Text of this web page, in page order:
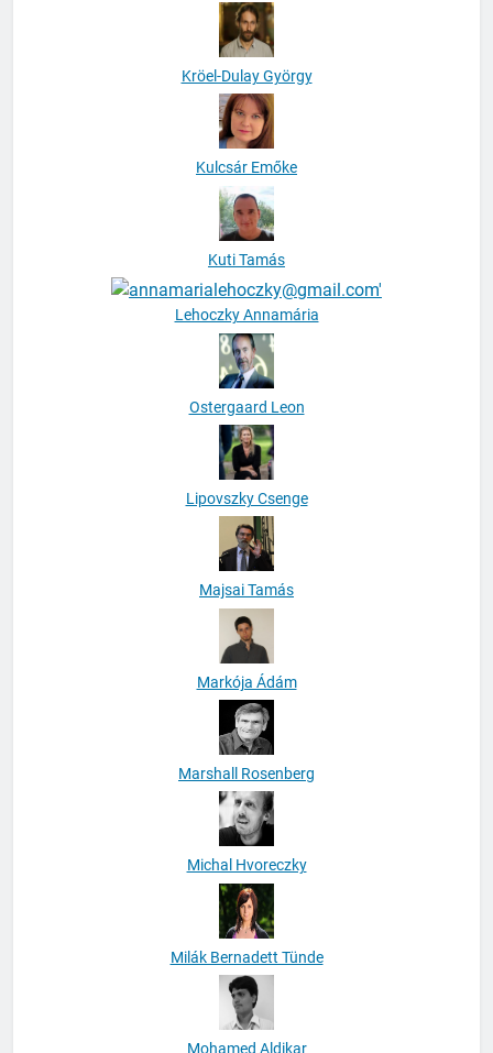
Kröel-Dulay György
Kulcsár Emőke
Kuti Tamás
Lehoczky Annamária
Ostergaard Leon
Lipovszky Csenge
Majsai Tamás
Markója Ádám
Marshall Rosenberg
Michal Hvoreczky
Milák Bernadett Tünde
Mohamed Aldikar